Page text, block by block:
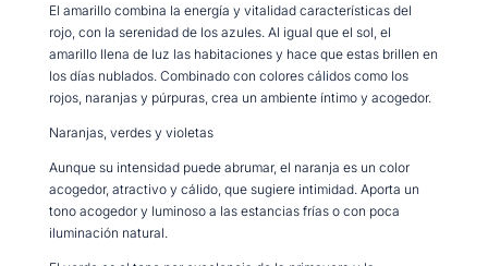
El amarillo combina la energía y vitalidad características del
rojo, con la serenidad de los azules. Al igual que el sol, el
amarillo llena de luz las habitaciones y hace que estas brillen en
los días nublados. Combinado con colores cálidos como los
rojos, naranjas y púrpuras, crea un ambiente íntimo y acogedor.
Naranjas, verdes y violetas
Aunque su intensidad puede abrumar, el naranja es un color
acogedor, atractivo y cálido, que sugiere intimidad. Aporta un
tono acogedor y luminoso a las estancias frías o con poca
iluminación natural.